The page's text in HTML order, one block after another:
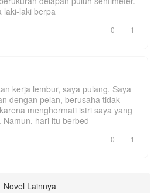
laki-laki berpa
0 1
kerja lembur, saya pulang. Saya
dengan pelan, berusaha tidak
menghormati istri saya yang
mungkin sudah tidur. Namun, hari itu berbed
0 1
Novel Lainnya